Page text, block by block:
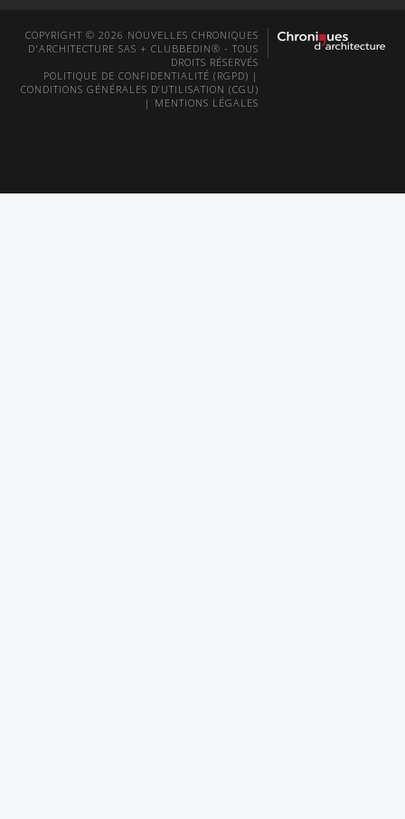
COPYRIGHT © 2026 NOUVELLES CHRONIQUES
D'ARCHITECTURE SAS + CLUBBEDIN® - TOUS
DROITS RÉSERVÉS
POLITIQUE DE CONFIDENTIALITÉ (RGPD) |
CONDITIONS GÉNÉRALES D’UTILISATION (CGU)
| MENTIONS LÉGALES